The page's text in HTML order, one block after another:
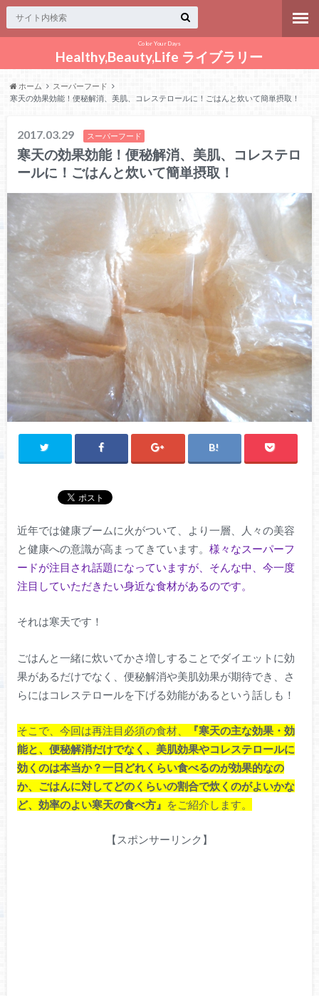
Color Your Days
Healthy,Beauty,Life ライブラリー
ホーム
スーパーフード
寒天の効果効能！便秘解消、美肌、コレステロールに！ごはんと炊いて簡単摂取！
2017.03.29 スーパーフード
寒天の効果効能！便秘解消、美肌、コレステロ
ールに！ごはんと炊いて簡単摂取！
近年では健康ブームに火がついて、より一層、人々の美容
と健康への意識が高まってきています。 様々なスーパーフ
ードが注目され話題になっていますが、そんな中、今一度
注目していただきたい身近な食材があるのです。
それは寒天です！
ごはんと一緒に炊いてかさ増しすることでダイエットに効
果があるだけでなく、便秘解消や美肌効果が期待でき、さ
らにはコレステロールを下げる効能があるという話しも！
そこで、今回は再注目必須の食材、
『寒天の主な効果・効
能と、便秘解消だけでなく、美肌効果やコレステロールに
効くのは本当か？一日どれくらい食べるのが効果的なの
か、ごはんに対してどのくらいの割合で炊くのがよいかな
ど、効率のよい寒天の食べ方』 をご紹介します。
【スポンサーリンク】